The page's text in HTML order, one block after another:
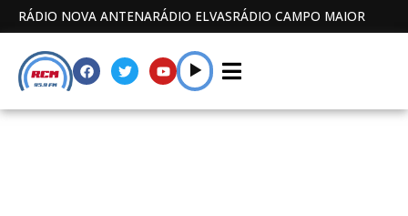
RÁDIO NOVA ANTENARÁDIO ELVASRÁDIO CAMPO MAIOR